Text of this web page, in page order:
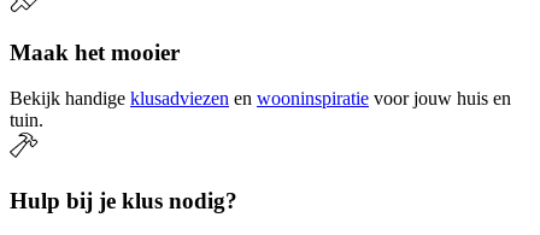
Maak het mooier
Bekijk handige klusadviezen en wooninspiratie voor jouw huis en
tuin.
Hulp bij je klus nodig?